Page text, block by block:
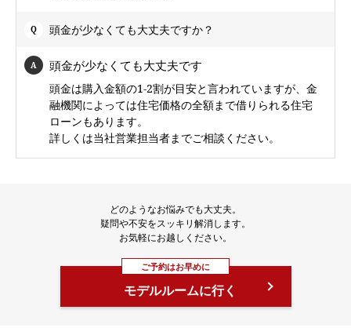
頭金が少なくても大丈夫ですか？
頭金が少なくても大丈夫です
頭金は購入金額の1-2割が目安と言われていますが、金
融機関によっては住宅価格の全額まで借りられる住宅
ローンもあります。
詳しくは当社営業担当者までご相談ください。
どのようなお悩みでも大丈夫。
疑問や不安をスッキリ解消します。
お気軽にお越しください。
ご予約はお早めに
モデルルームに行く